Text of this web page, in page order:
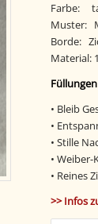
Farbe:
Muster:
Borde:
Material:
• Bleib
•
• Stille
•
• Reines
>> Infos